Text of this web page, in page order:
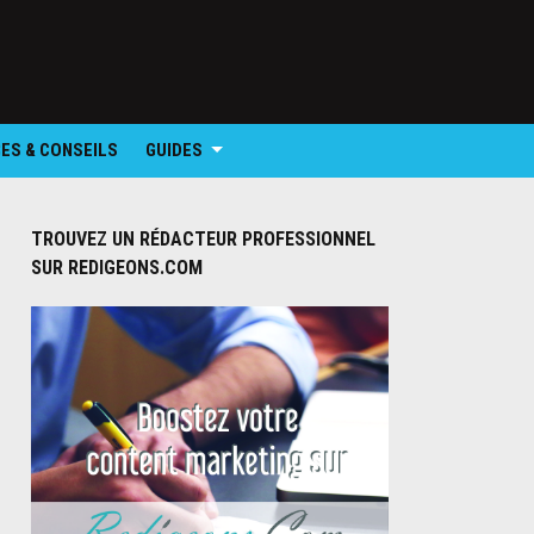
& CONSEILS GUIDES
TROUVEZ UN RÉDACTEUR PROFESSIONNEL
SUR REDIGEONS.COM